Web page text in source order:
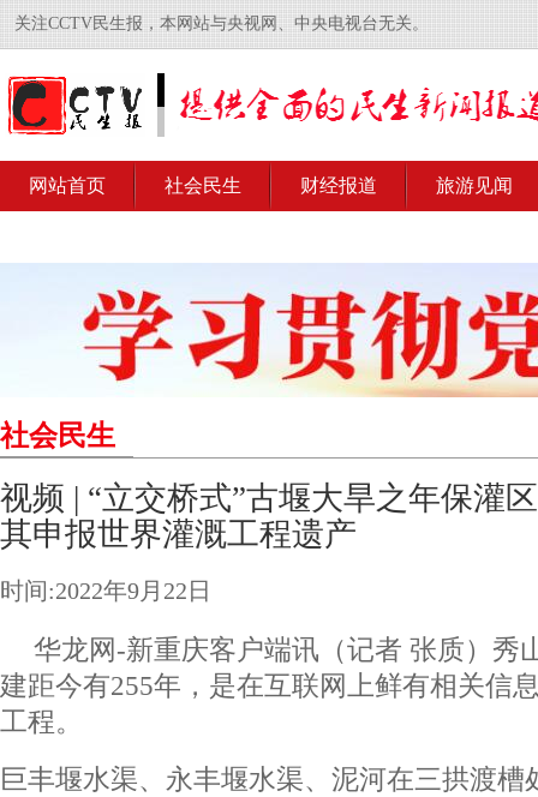
关注CCTV民生报，本网站与央视网、中央电视台无关。
网站首页 社会民生 财经报道 旅游见闻
社会民生
视频 | “立交桥式”古堰大旱之年保灌
其申报世界灌溉工程遗产
时间:2022年9月22日
华龙网-新重庆客户端讯（记者 张质）秀
建距今有255年，是在互联网上鲜有相关信
工程。
巨丰堰水渠、永丰堰水渠、泥河在三拱渡槽